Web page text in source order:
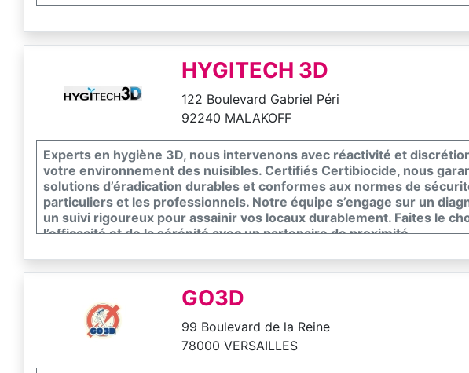
HYGITECH 3D
122 Boulevard Gabriel Péri
92240 MALAKOFF
Experts en hygiène 3D, nous intervenons avec réactivité et
votre environnement des nuisibles. Certifiés Certibiocide, nous
solutions d’éradication durables et conformes aux normes de
particuliers et les professionnels. Notre équipe s’engage sur un
un suivi rigoureux pour assainir vos locaux durablement. Faites le
l’efficacité et de la sérénité avec un partenaire de proximité.
GO3D
99 Boulevard de la Reine
78000 VERSAILLES